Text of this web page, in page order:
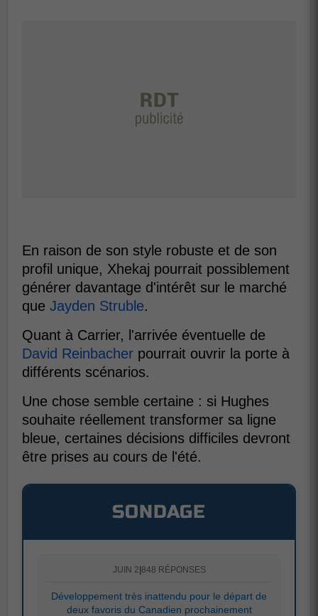
En raison de son style robuste et de son
profil unique, Xhekaj pourrait possiblement
générer davantage d'intérêt sur le marché
que Jayden Struble.
Quant à Carrier, l'arrivée éventuelle de
David Reinbacher pourrait ouvrir la porte à
différents scénarios.
Une chose semble certaine : si Hughes
souhaite réellement transformer sa ligne
bleue, certaines décisions difficiles devront
être prises au cours de l'été.
SONDAGE
JUIN 2 848 RÉPONSES
Développement très inattendu pour le départ de
deux favoris du Canadien prochainement